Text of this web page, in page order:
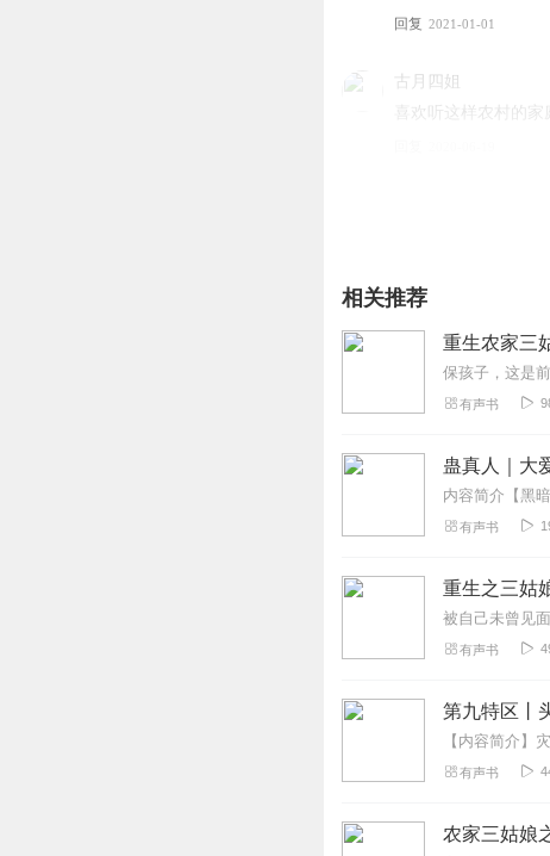
回复 2021-01-01
古月四姐
喜欢听这样农村的
1811258kfvu
讲的每一部小说都
书虫朱朱
主播音色不错，吐字
听友249950792
mx布偶猫
主播讲的很好听，
听了单摆演播的《
相关推荐
重生农家三
有声书
蛊真人｜大
有声书
重生之三姑
有声书
第九特区丨
有声书
农家三姑娘